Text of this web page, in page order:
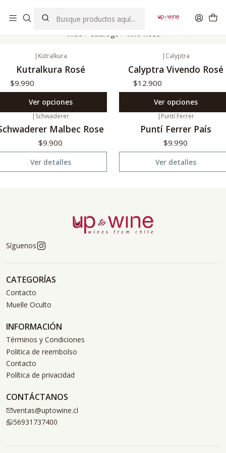
Inicio Catálogo Vino Rose
| Kütralkura
Kutralkura Rosé
$9.990
Ver opciones
| Calyptra
Calyptra Vivendo Rosé
$12.900
Ver opciones
| Schwaderer
Malbec Rose
$9.900
Ver detalles
| Puntí Ferrer
Puntí Ferrer País
$9.990
Ver detalles
Síguenos
CATEGORÍAS
Contacto
Muelle Oculto
INFORMACIÓN
Términos y Condiciones
Politica de reembolso
Contacto
Política de privacidad
CONTÁCTANOS
ventas@uptowine.cl
56931737400